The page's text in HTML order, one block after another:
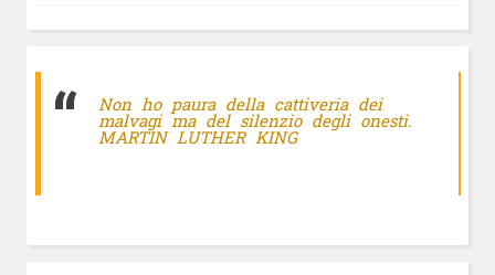
Non ho paura della cattiveria dei
malvagi ma del silenzio degli onesti.
MARTIN LUTHER KING